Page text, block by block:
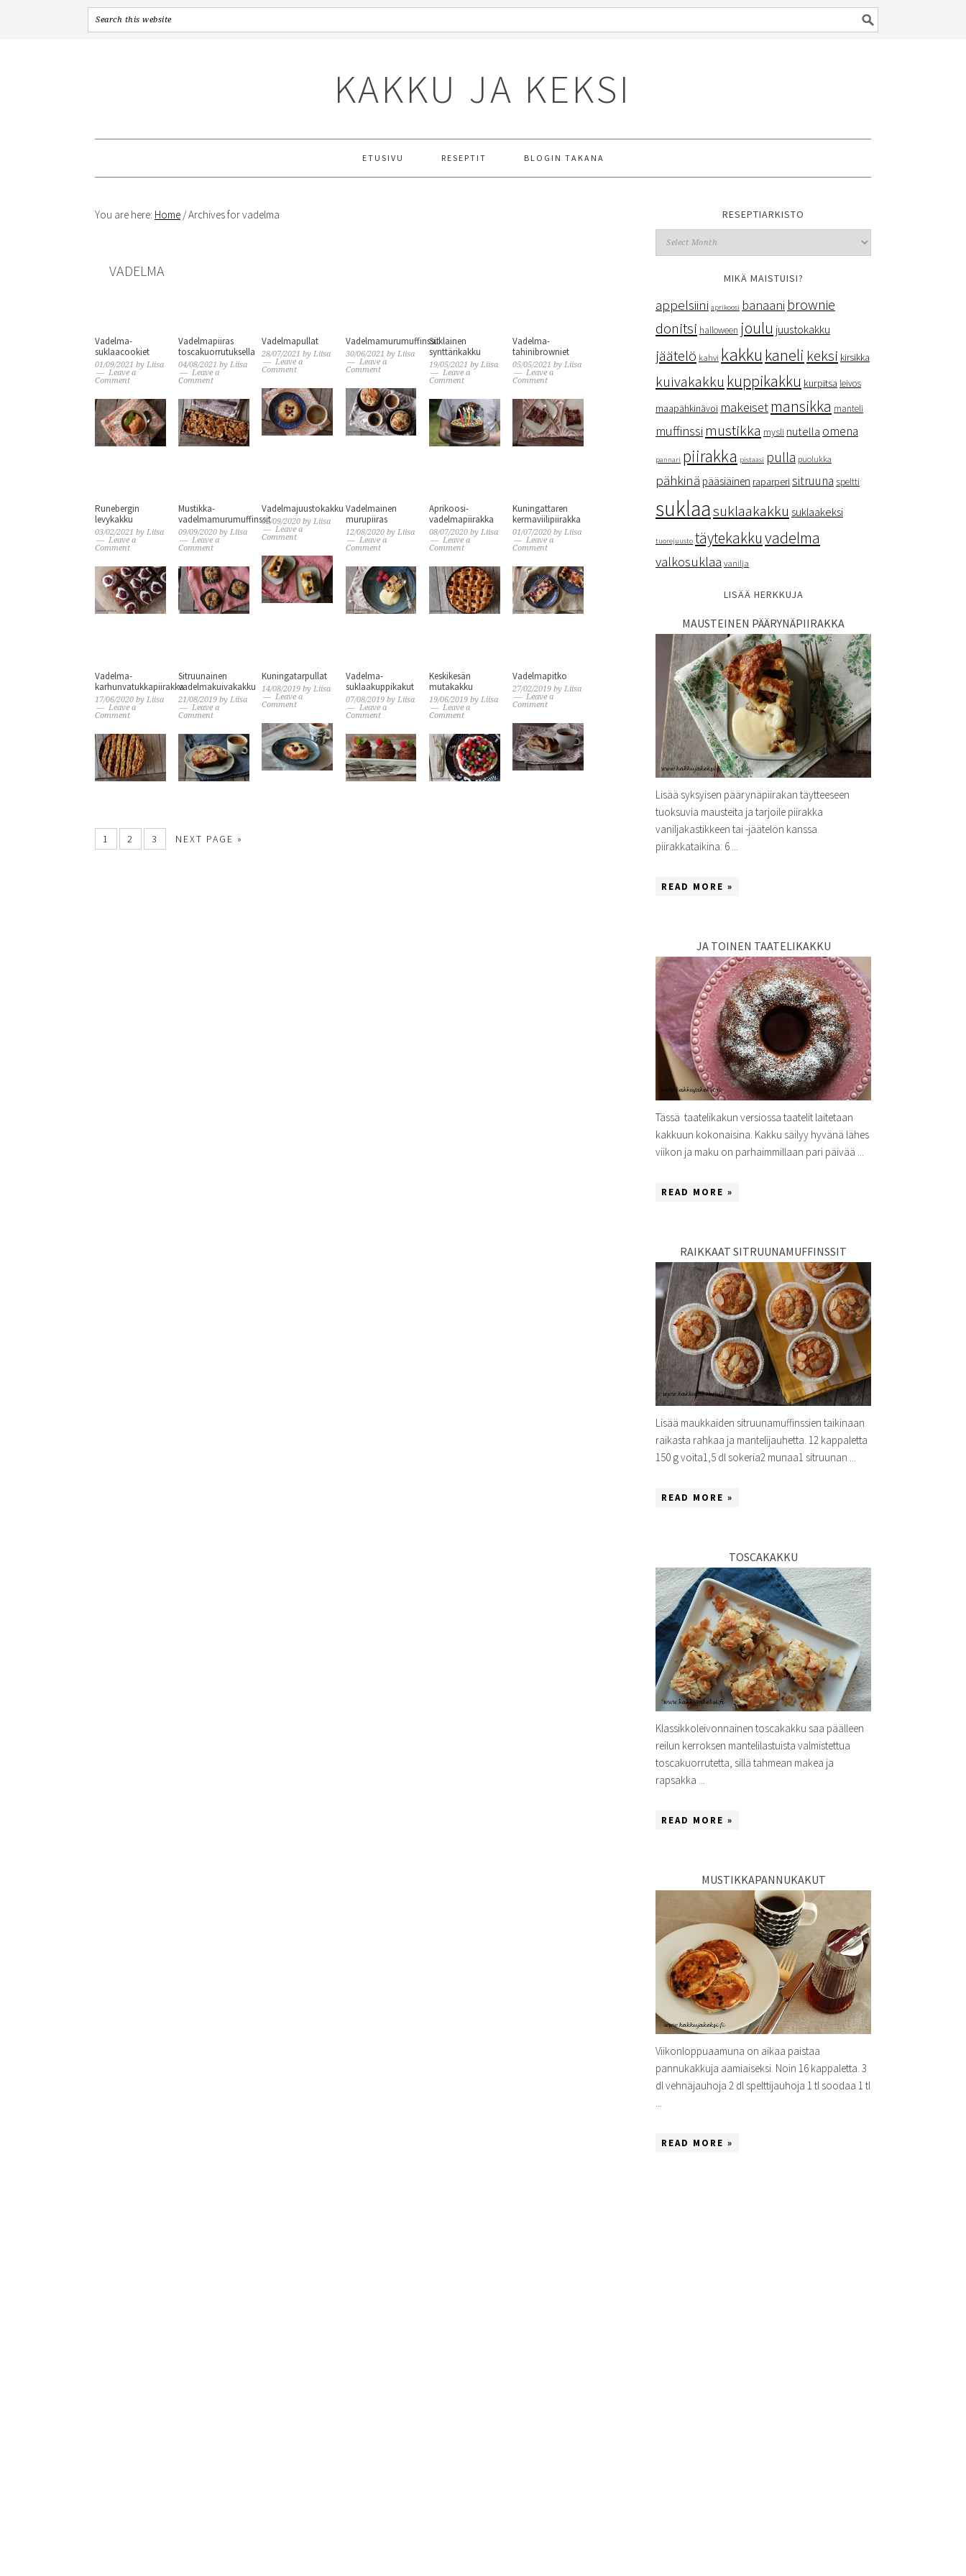
KAKKU JA KEKSI
ETUSIVU RESEPTIT BLOGIN TAKANA
You are here: Home /Archives for vadelma
VADELMA
Vadelma-
suklaacookiet
01/09/2021 by Liisa
Leave a
Comment
Vadelmapiiras
toscakuorrutuksella
04/08/2021 byLiisa
Leave a
Comment
Vadelmapullat
28/07/2021 byLiisa
Leave a
Comment
Vadelmamurumuffinssit
30/06/2021 by Liisa
Leave a
Comment
Suklainen
synttärikakku
19/05/2021 by Liisa
Leave a
Comment
Vadelma-
tahinibrowniet
05/05/2021 byLiisa
Leave a
Comment
Runebergin
levykakku
03/02/2021 by Liisa
Leave a
Comment
Mustikka-
vadelmamurumuffinssit
09/09/2020 byLiisa
Leave a
Comment
Vadelmajuustokakku
02/09/2020 byLiisa
Leave a
Comment
Vadelmainen
murupiiras
12/08/2020by Liisa
Leave a
Comment
Aprikoosi-
vadelmapiirakka
08/07/2020by Liisa
Leave a
Comment
Kuningattaren
kermaviilipiirakka
01/07/2020 byLiisa
Leave a
Comment
Vadelma-
karhunvatukkapiirakka
17/06/2020 by Liisa
Leave a
Comment
Sitruunainen
vadelmakuivakakku
21/08/2019 byLiisa
Leave a
Comment
Kuningatarpullat
14/08/2019 byLiisa
Leave a
Comment
Vadelma-
suklaakuppikakut
07/08/2019by Liisa
Leave a
Comment
Keskikesän
mutakakku
19/06/2019by Liisa
Leave a
Comment
Vadelmapitko
27/02/2019 byLiisa
Leave a
Comment
1 2 3 NEXT PAGE »
RESEPTIARKISTO
MIKÄ MAISTUISI?
appelsiini aprikoosi banaani brownie
donitsi halloween joulu juustokakku
jäätelö kahvi kakku kaneli keksi kirsikka
kuivakakku kuppikakku kurpitsa leivos
maapähkinävoi makeiset mansikka manteli
muffinssi mustikka mysli nutella omena
pannari piirakka pistaasi pulla puolukka
pähkinä pääsiäinen raparperi sitruuna speltti
suklaasuklaakakku suklaakeksi
tuorejuusto täytekakkuvadelma
valkosuklaa vanilja
LISÄÄ HERKKUJA
MAUSTEINEN PÄÄRYNÄPIIRAKKA
Lisää syksyisen päärynäpiirakan täytteeseen
tuoksuvia mausteita ja tarjoile piirakka
vaniljakastikkeen tai -jäätelön kanssa.
piirakkataikina: 6 ...
READ MORE »
JA TOINEN TAATELIKAKKU
Tässä taatelikakun versiossa taatelit laitetaan
kakkuun kokonaisina. Kakku säilyy hyvänä lähes
viikon ja maku on parhaimmillaan pari päivää ...
READ MORE »
RAIKKAAT SITRUUNAMUFFINSSIT
Lisää maukkaiden sitruunamuffinssien taikinaan
raikasta rahkaa ja mantelijauhetta. 12 kappaletta
150 g voita1,5 dl sokeria2 munaa1 sitruunan ...
READ MORE »
TOSCAKAKKU
Klassikkoleivonnainen toscakakku saa päälleen
reilun kerroksen mantelilastuista valmistettua
toscakuorrutetta, sillä tahmean makea ja
rapsakka ...
READ MORE »
MUSTIKKAPANNUKAKUT
Viikonloppuaamuna on aikaa paistaa
pannukakkuja aamiaiseksi. Noin 16 kappaletta. 3
dl vehnäjauhoja 2 dl spelttijauhoja 1 tl soodaa 1 tl
...
READ MORE »